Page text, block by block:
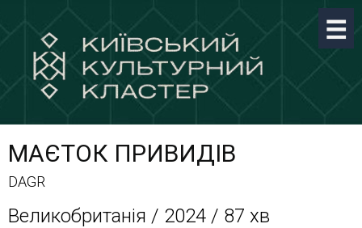
МАЄТОК ПРИВИДІВ
DAGR
Великобританія / 2024 / 87 хв